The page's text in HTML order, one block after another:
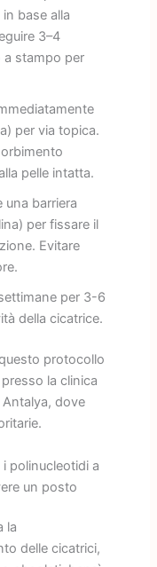
base alla
3–4
stampo per
per via topica.
pelle intatta.
barriera
per fissare il
Evitare
per 3-6
della cicatrice.
protocollo
presso la clinica
dove
polinucleotidi a
un posto
la
delle cicatrici,